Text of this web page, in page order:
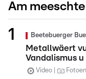
Am
Beetebuerger
Metallwäert
Vandalismus u
Video Fotoen